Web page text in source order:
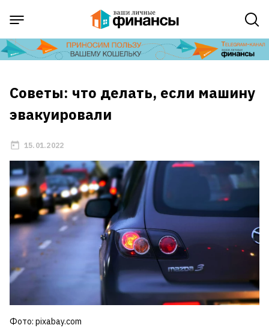
Советы: что делать, если машину
эвакуировали
15.01.2022
Фото: pixabay.com